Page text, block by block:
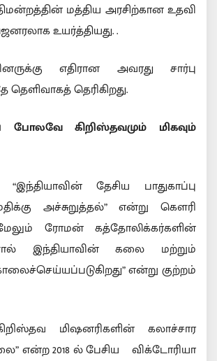
மத்திய அரசிற்கான உதவி
உயர்த்தியது. .
எதிரான அவரது சார்பு
தெளிவாகத் தெரிகிறது.
போலவே கிறிஸ்தவமும் மிகவும்
“இந்தியாவின் தேசிய பாதுகாப்பு
அச்சுறுத்தல்” என்று கௌரி
மேலும் ரோமன் கத்தோலிக்கர்களின்
இந்தியாவின் கலை மற்றும்
என்று குற்றம்
மிஷனரிகளின் கலாச்சார
என்ற 2018 ல் பேசிய விக்டோரியா